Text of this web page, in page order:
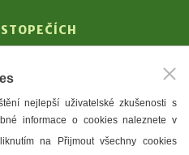
nejlepší uživatelské zkušenosti s
informace o cookies naleznete v
na Přijmout všechny cookies